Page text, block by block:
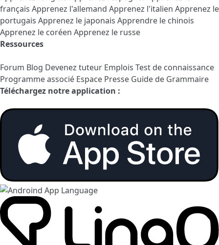
français Apprenez l'allemand Apprenez l'italien Apprenez le
portugais Apprenez le japonais Apprendre le chinois
Apprenez le coréen Apprenez le russe
Ressources
Forum Blog Devenez tuteur Emplois Test de connaissance
Programme associé Espace Presse Guide de Grammaire
Téléchargez notre application :